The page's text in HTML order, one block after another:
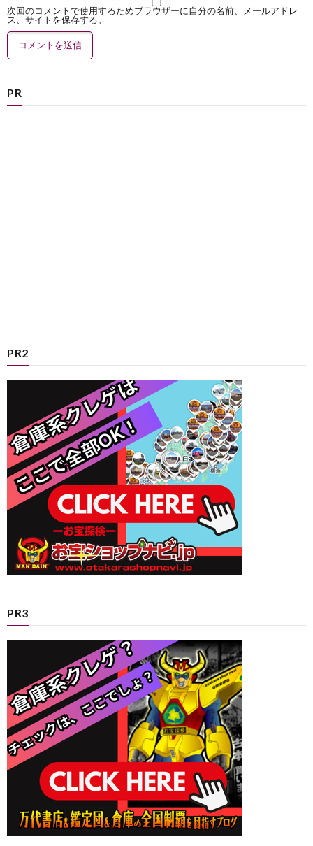
次回のコメントで使用するためブラウザーに自分の名前、メールアドレ
ス、サイトを保存する。
PR
PR2
PR3